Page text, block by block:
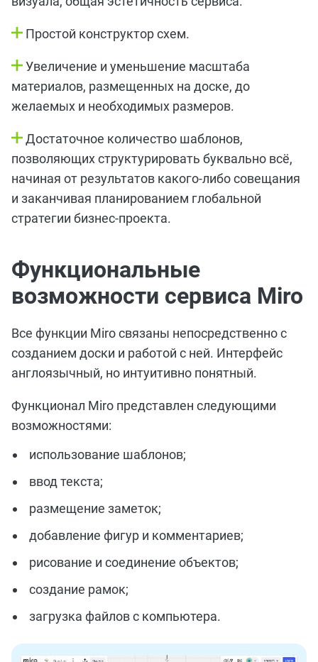
Простой конструктор схем.
Увеличение и уменьшение масштаба
материалов, размещенных на доске, до
желаемых и необходимых размеров.
Достаточное количество шаблонов,
позволяющих структурировать буквально всё,
начиная от результатов какого-либо совещания
и заканчивая планированием глобальной
стратегии бизнес-проекта.
Функциональные
возможности сервиса Miro
Все функции Мirо связаны непосредственно с
созданием доски и работой с ней. Интерфейс
англоязычный, но интуитивно понятный.
Функционал Miro представлен следующими
возможностями:
использование шаблонов;
ввод текста;
размещение заметок;
добавление фигур и комментариев;
рисование и соединение объектов;
создание рамок;
загрузка файлов с компьютера.